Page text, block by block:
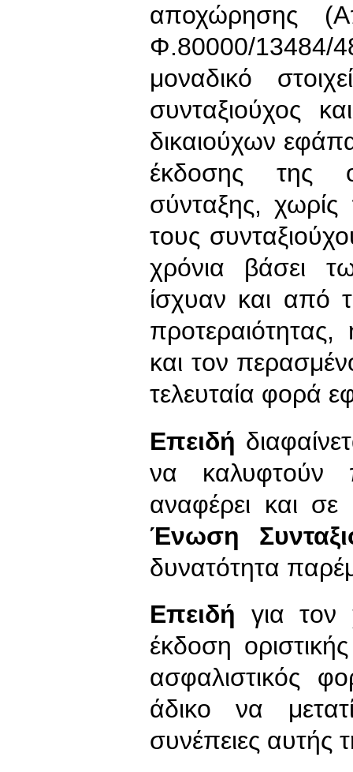
αποχώρησης
Φ.80000/13484/
μοναδικό
συνταξιούχος
δικαιούχων
έκδοσης της
σύνταξης, χωρίς
τους
χρόνια βάσει
ίσχυαν και από
και τον
τελευταία φορά
Επειδή
να καλυφτούν
αναφέρει και
Ένωση
δυνατότητα
Επειδή για τον
έκδοση
ασφαλιστικός
άδικο να
συνέπειες αυτής